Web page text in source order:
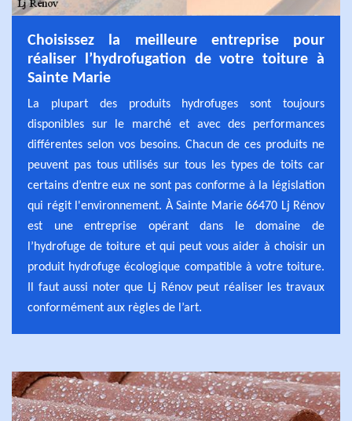
Choisissez la meilleure entreprise pour
réaliser l’hydrofugation de votre toiture à
Sainte Marie
La plupart des produits hydrofuges sont toujours
disponibles sur le marché et avec des performances
différentes selon vos besoins. Chacun de ces produits ne
peuvent pas tous utilisés sur tous les types de toits car
certains d’entre eux ne sont pas conforme à la législation
qui régit l'environnement. À Sainte Marie 66470 Lj Rénov
est une entreprise opérant dans le domaine de
l’hydrofuge de toiture et qui peut vous aider à choisir un
produit hydrofuge écologique compatible à votre toiture.
Il faut aussi noter que Lj Rénov peut réaliser les travaux
conformément aux règles de l’art.